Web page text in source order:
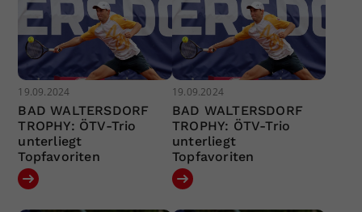
19.09.2024
BAD WALTERSDORF
TROPHY: ÖTV-Trio
unterliegt
Topfavoriten
19.09.2024
BAD WALTERSDORF
TROPHY: ÖTV-Trio
unterliegt
Topfavoriten